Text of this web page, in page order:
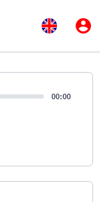
00:00